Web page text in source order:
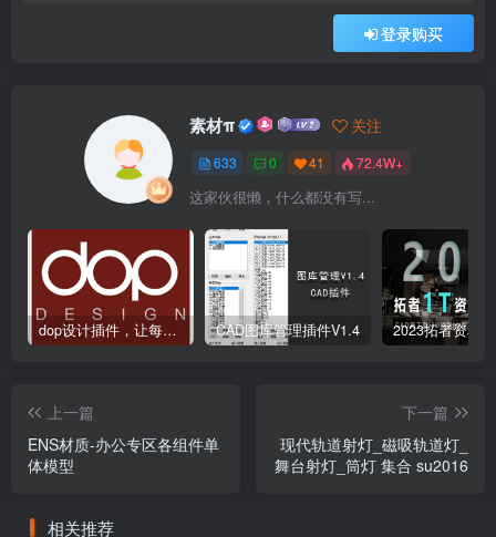
登录购买
素材π 关注
633 0 41 72.4W+
这家伙很懒，什么都没有写...
dop设计插件，让每个设计师都能享受到CAD制图的乐趣 CAD图库管理插件V1.4
上一篇
ENS材质-办公专区各组件单
体模型
下一篇
现代轨道射灯_磁吸轨道灯_
舞台射灯_筒灯 集合 su2016
相关推荐